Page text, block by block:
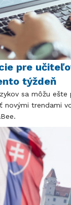
pre
týždeň
sa môžu ešte
novými trendami